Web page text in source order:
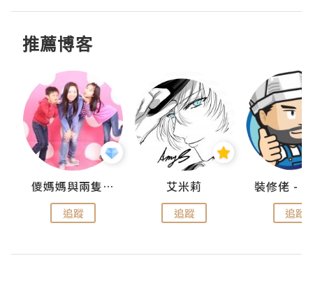
推薦博客
儍媽媽與兩隻小魔怪之家
追蹤
艾米莉
追蹤 追蹤